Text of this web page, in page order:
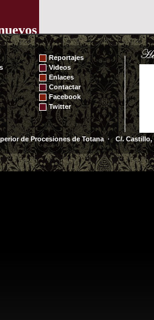
-
Reportajes
Videos
Enlaces
Contactar
Facebook
Twitter
de Procesiones de Totana · C/. Castillo,